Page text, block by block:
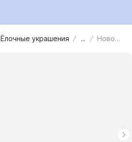
Ёлочные украшения ... Новогоднее подвесное украшение, набор из 12 штук